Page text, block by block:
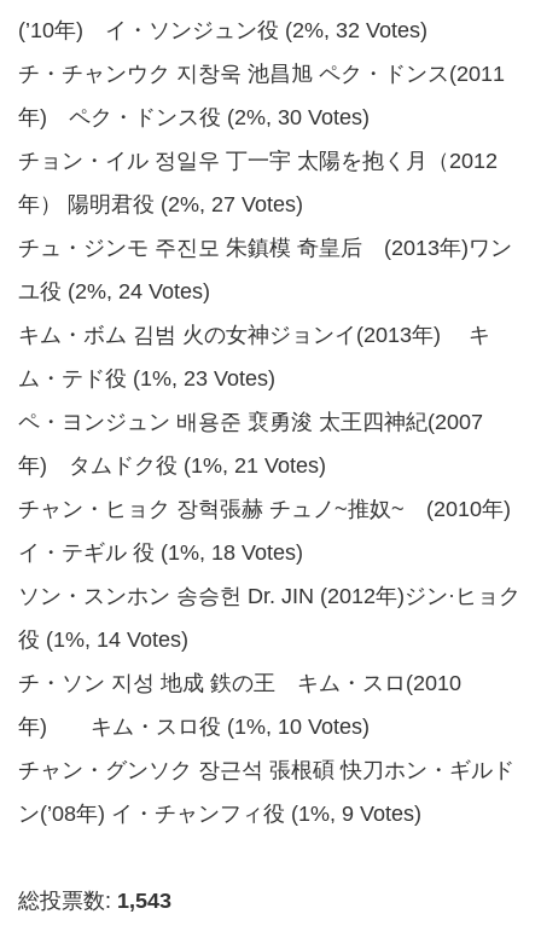
(’10年) イ・ソンジュン役 (2%, 32 Votes)
チ・チャンウク 지창욱 池昌旭 ペク・ドンス(2011
年) ペク・ドンス役 (2%, 30 Votes)
チョン・イル 정일우 丁一宇 太陽を抱く月（2012
年） 陽明君役 (2%, 27 Votes)
チュ・ジンモ 주진모 朱鎮模 奇皇后 (2013年)ワン
ユ役 (2%, 24 Votes)
キム・ボム 김범 火の女神ジョンイ(2013年) キ
ム・テド役 (1%, 23 Votes)
ペ・ヨンジュン 배용준 裵勇浚 太王四神紀(2007
年) タムドク役 (1%, 21 Votes)
チャン・ヒョク 장혁張赫 チュノ~推奴~ (2010年)
イ・テギル 役 (1%, 18 Votes)
ソン・スンホン 송승헌 Dr. JIN (2012年)ジン·ヒョク
役 (1%, 14 Votes)
チ・ソン 지성 地成 鉄の王 キム・スロ(2010
年) キム・スロ役 (1%, 10 Votes)
チャン・グンソク 장근석 張根碩 快刀ホン・ギルド
ン(’08年) イ・チャンフィ役 (1%, 9 Votes)
総投票数: 1,543